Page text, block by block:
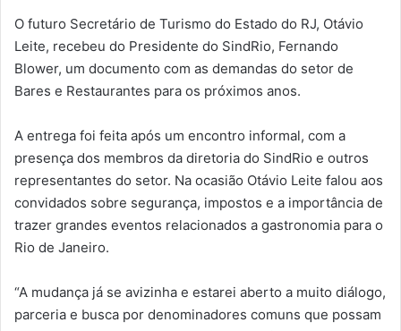
O futuro Secretário de Turismo do Estado do RJ, Otávio
Leite, recebeu do Presidente do SindRio, Fernando
Blower, um documento com as demandas do setor de
Bares e Restaurantes para os próximos anos.
A entrega foi feita após um encontro informal, com a
presença dos membros da diretoria do SindRio e outros
representantes do setor. Na ocasião Otávio Leite falou aos
convidados sobre segurança, impostos e a importância de
trazer grandes eventos relacionados a gastronomia para o
Rio de Janeiro.
“A mudança já se avizinha e estarei aberto a muito diálogo,
parceria e busca por denominadores comuns que possam